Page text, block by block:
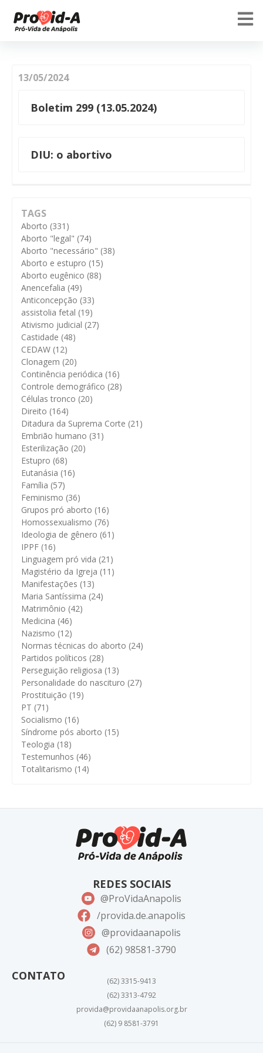
TAGS
Aborto (331)
Aborto "legal" (74)
Aborto "necessário" (38)
Aborto e estupro (15)
Aborto eugênico (88)
Anencefalia (49)
Anticoncepção (33)
assistolia fetal (19)
Ativismo judicial (27)
Castidade (48)
CEDAW (12)
Clonagem (20)
Continência periódica (16)
Controle demográfico (28)
Células tronco (20)
Direito (164)
Ditadura da Suprema Corte (21)
Embrião humano (31)
Esterilização (20)
Estupro (68)
Eutanásia (16)
Família (57)
Feminismo (36)
Grupos pró aborto (16)
Homossexualismo (76)
Ideologia de gênero (61)
IPPF (16)
Linguagem pró vida (21)
Magistério da Igreja (11)
Manifestações (13)
Maria Santíssima (24)
Matrimônio (42)
Medicina (46)
Nazismo (12)
Normas técnicas do aborto (24)
Partidos políticos (28)
Perseguição religiosa (13)
Personalidade do nascituro (27)
Prostituição (19)
PT (71)
Socialismo (16)
Síndrome pós aborto (15)
Teologia (18)
Testemunhos (46)
Totalitarismo (14)
13/05/2024
Boletim 299 (13.05.2024)
DIU: o abortivo
CONTATO
(62) 3315-9413
(62) 3313-4792
provida@providaanapolis.org.br
(62) 9 8581-3791
REDES SOCIAIS
@ProVidaAnapolis
/provida.de.anapolis
@providaanapolis
(62) 98581-3790